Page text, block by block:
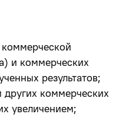
коммерческой
и коммерческих
результатов;
коммерческих
увеличением;